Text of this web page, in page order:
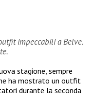
impeccabili a Belve.
stagione, sempre
ha mostrato un outfit
durante la seconda